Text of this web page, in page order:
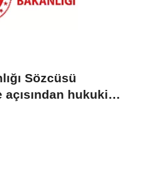
Sözcüsü
hukuki